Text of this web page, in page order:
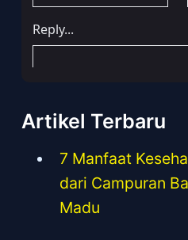
Artikel Terbaru
7 Manfaat
dari Campuran
Madu